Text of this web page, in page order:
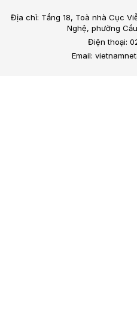
Địa chỉ: Tầng 18, Toà nhà Cục
Nghệ, phường
Điện thoại:
Email: